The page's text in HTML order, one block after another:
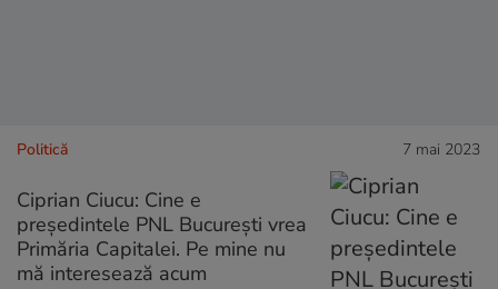
Politică 7 mai 2023
Ciprian Ciucu: Cine e
președintele PNL București vrea
Primăria Capitalei. Pe mine nu
mă interesează acum